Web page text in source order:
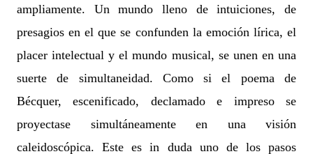
ampliamente. Un mundo lleno de intuiciones, de
presagios en el que se confunden la emoción lírica, el
placer intelectual y el mundo musical, se unen en una
suerte de simultaneidad. Como si el poema de
Bécquer, escenificado, declamado e impreso se
proyectase simultáneamente en una visión
caleidoscópica. Este es in duda uno de los pasos